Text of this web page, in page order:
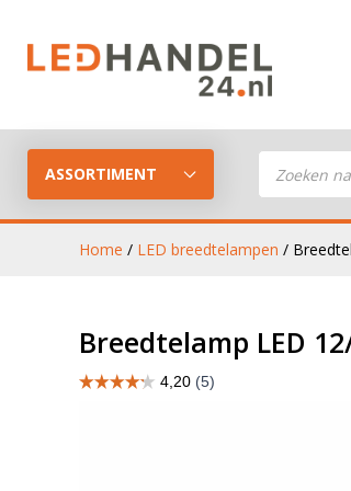
ASSORTIMENT
Producten
zoeken
LED Guide
Stel je eigen LED-pakket samen
Home / LED breedtelampen /
Breedtelamp LED